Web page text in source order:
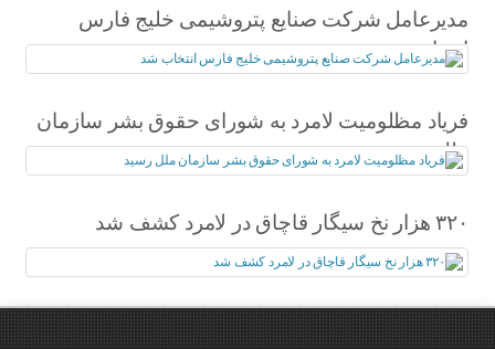
مدیرعامل شرکت صنایع پتروشیمی خلیج فارس
انتخاب شد
فریاد مظلومیت لامرد به شورای حقوق بشر سازمان
ملل رسید
۳۲۰ هزار نخ سیگار قاچاق در لامرد کشف شد